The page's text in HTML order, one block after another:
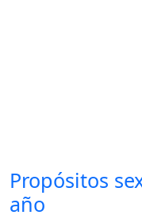
Propósitos
año